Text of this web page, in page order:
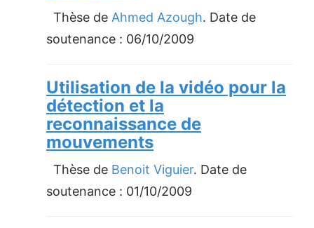
Thèse de Ahmed Azough. Date de
soutenance : 06/10/2009
Utilisation de la vidéo pour la
détection et la
reconnaissance de
mouvements
Thèse de Benoit Viguier. Date de
soutenance : 01/10/2009